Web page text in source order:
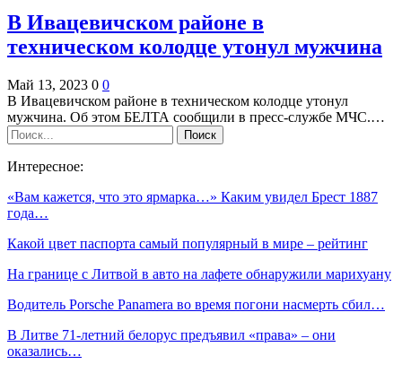
В Ивацевичском районе в
техническом колодце утонул мужчина
Май 13, 2023 0 0
В Ивацевичском районе в техническом колодце утонул
мужчина. Об этом БЕЛТА сообщили в пресс-службе МЧС.…
Интересное:
«Вам кажется, что это ярмарка…» Каким увидел Брест 1887
года…
Какой цвет паспорта самый популярный в мире – рейтинг
На границе с Литвой в авто на лафете обнаружили марихуану
Водитель Porsche Panamera во время погони насмерть сбил…
В Литве 71-летний белорус предъявил «права» – они
оказались…